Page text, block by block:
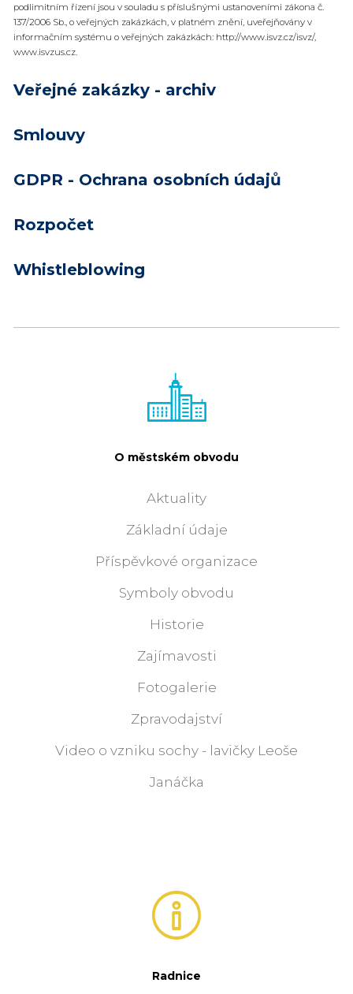
podlimitním řízení jsou v souladu s příslušnými ustanoveními zákona č.
137/2006 Sb., o veřejných zakázkách, v platném znění, uveřejňovány v
informačním systému o veřejných zakázkách: http://www.isvz.cz/isvz/,
www.isvzus.cz.
Veřejné zakázky - archiv
Smlouvy
GDPR - Ochrana osobních údajů
Rozpočet
Whistleblowing
O městském obvodu
Aktuality
Základní údaje
Příspěvkové organizace
Symboly obvodu
Historie
Zajímavosti
Fotogalerie
Zpravodajství
Video o vzniku sochy - lavičky Leoše
Janáčka
Radnice